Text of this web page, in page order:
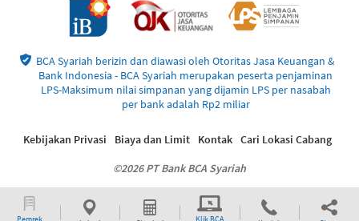
BCA Syariah berizin dan diawasi oleh Otoritas Jasa Keuangan &
Bank Indonesia - BCA Syariah merupakan peserta penjaminan
LPS-Maksimum nilai simpanan yang dijamin LPS per nasabah
per bank adalah Rp2 miliar
©2026 PT Bank BCA Syariah
Kebijakan Privasi Biaya dan Limit Kontak Cari Lokasi Cabang